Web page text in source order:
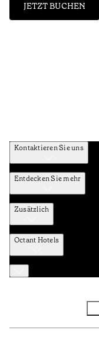
JETZT BUCHEN
Kontaktieren Sie uns
Entdecken Sie mehr
Zusätzlich
Octant Hotels